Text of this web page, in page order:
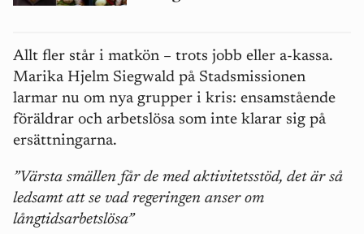
Allt fler står i matkön – trots jobb eller a‑kassa.
Marika Hjelm Siegwald på Stadsmissionen
larmar nu om nya grupper i kris: ensamstående
föräldrar och arbetslösa som inte klarar sig på
ersättningarna.
”Värsta smällen får de med aktivitetsstöd, det är så
ledsamt att se vad regeringen anser om
långtidsarbetslösa”